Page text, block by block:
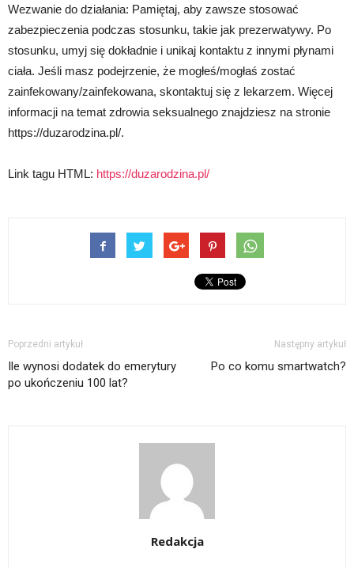
Wezwanie do działania: Pamiętaj, aby zawsze stosować
zabezpieczenia podczas stosunku, takie jak prezerwatywy. Po
stosunku, umyj się dokładnie i unikaj kontaktu z innymi płynami
ciała. Jeśli masz podejrzenie, że mogłeś/mogłaś zostać
zainfekowany/zainfekowana, skontaktuj się z lekarzem. Więcej
informacji na temat zdrowia seksualnego znajdziesz na stronie
https://duzarodzina.pl/.
Link tagu HTML: https://duzarodzina.pl/
Poprzedni artykuł
Ile wynosi dodatek do emerytury
po ukończeniu 100 lat?
Następny artykuł
Po co komu smartwatch?
Redakcja